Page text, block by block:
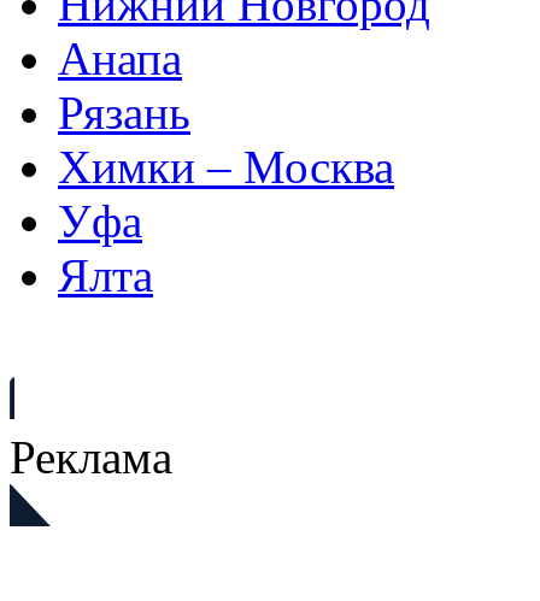
Анапа
Рязань
Химки – Москва
Уфа
Ялта
Реклама